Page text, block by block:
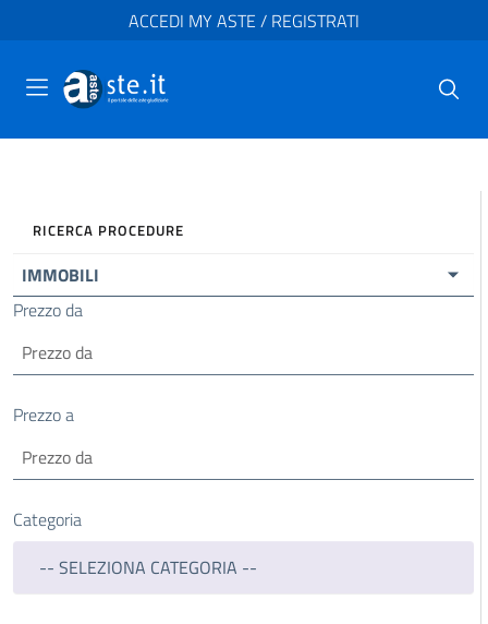
ACCEDI MY ASTE / REGISTRATI
RICERCA PROCEDURE
IMMOBILI
Prezzo da
Prezzo a
Categoria
-- SELEZIONA CATEGORIA --